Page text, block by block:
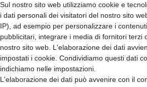
Hifi Lab
Chi siamo
Il mio account
Accedi
Registro
B2B Partner
Sul nostro sito web utilizziamo cookie e
i dati personali dei visitatori del nostro sito
IP), ad esempio per personalizzare i
pubblicitari, integrare i media di fornitori terzi
nostro sito web. L'elaborazione dei dati
impostati i cookie. Condividiamo questi dati
indichiamo nelle impostazioni.
L'elaborazione dei dati può avvenire con il